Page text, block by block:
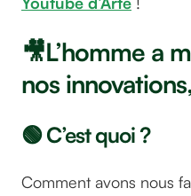
🎥L’homme a
nos
🟢 C’est quoi ?
Comment avons nous